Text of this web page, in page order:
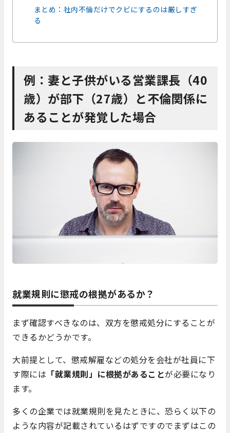
まとめ：社内不倫だけでクビにするのは厳しすぎ
る
例：妻と子供がいる営業課長（40
歳）が部下（27歳）と不倫関係に
あることが発覚した場合
就業規則に懲戒の根拠があるか？
まず確認すべきなのは、双方を懲戒処分にすることが
できるかどうかです。
大前提として、懲戒解雇などの処分を会社が社員に下
す際には 「就業規則」に根拠があることが必要になり
ます。
多くの企業では就業規則を見たときに、恐らく以下の
ような内容が記載されているはずですのでまずはこの